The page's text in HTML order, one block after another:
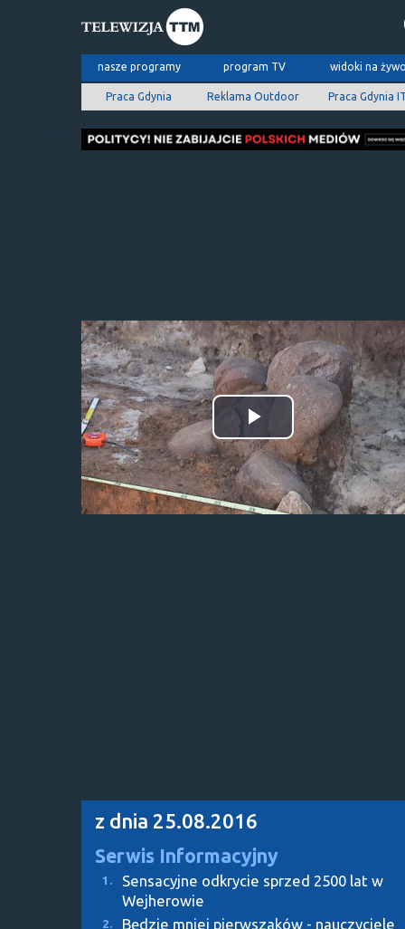
nasze programy program TV widoki na
Praca Gdynia Reklama Outdoor Praca Gdynia
Odtwórz
wideo
z dnia 25.08.2016
Serwis Informacyjny
1.
Sensacyjne odkrycie sprzed 2500 lat w
Wejherowie
2.
Będzie mniej pierwszaków - nauczyciele